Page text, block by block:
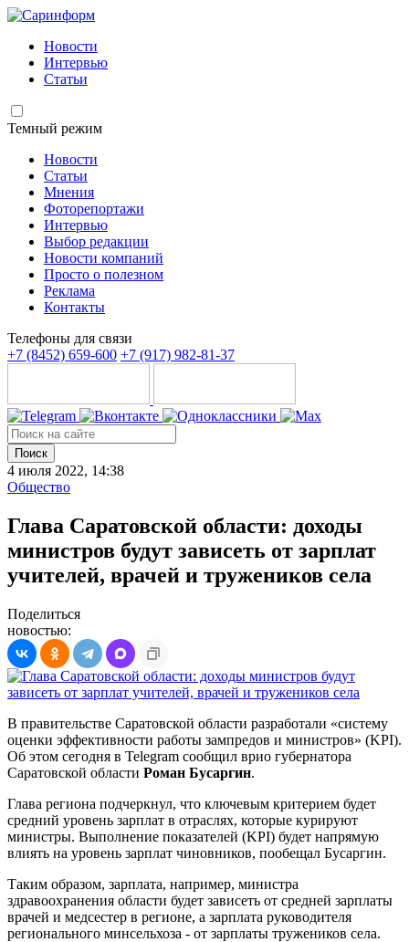
Новости
Интервью
Статьи
Темный режим
Новости
Статьи
Мнения
Фоторепортажи
Интервью
Выбор редакции
Новости компаний
Просто о полезном
Реклама
Контакты
Телефоны для связи
+7 (8452) 659-600 +7 (917) 982-81-37
Поиск
4 июля 2022, 14:38
Общество
Глава Саратовской области: доходы
министров будут зависеть от зарплат
учителей, врачей и тружеников села
Поделиться
новостью:
В правительстве Саратовской области разработали «систему
оценки эффективности работы зампредов и министров» (KPI).
Об этом сегодня в Telegram сообщил врио губернатора
Саратовской области Роман Бусаргин.
Глава региона подчеркнул, что ключевым критерием будет
средний уровень зарплат в отраслях, которые курируют
министры. Выполнение показателей (KPI) будет напрямую
влиять на уровень зарплат чиновников, пообещал Бусаргин.
Таким образом, зарплата, например, министра
здравоохранения области будет зависеть от средней зарплаты
врачей и медсестер в регионе, а зарплата руководителя
регионального минсельхоза - от зарплаты тружеников села.